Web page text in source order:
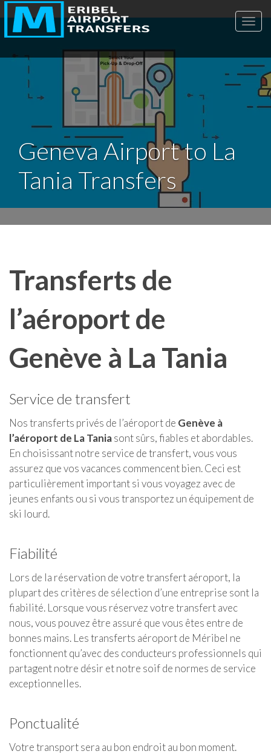
Geneva Airport to La
Tania Transfers
Transferts de
l’aéroport de
Genève à La Tania
Service de transfert
Nos transferts privés de l’aéroport de Genève à
l’aéroport de La Taniasont sûrs, fiables et abordables.
En choisissant notre service de transfert, vous vous
assurez que vos vacances commencent bien. Ceci est
particulièrement important si vous voyagez avec de
jeunes enfants ou si vous transportez un équipement de
ski lourd.
Fiabilité
Lors de la réservation de votre transfert aéroport, la
plupart des critères de sélection d’une entreprise sont la
fiabilité. Lorsque vous réservez votre transfert avec
nous, vous pouvez être assuré que vous êtes entre de
bonnes mains. Les transferts aéroport de Méribel ne
fonctionnent qu’avec des conducteurs professionnels qui
partagent notre désir et notre soif de normes de service
exceptionnelles.
Ponctualité
Votre transport sera au bon endroit au bon moment.